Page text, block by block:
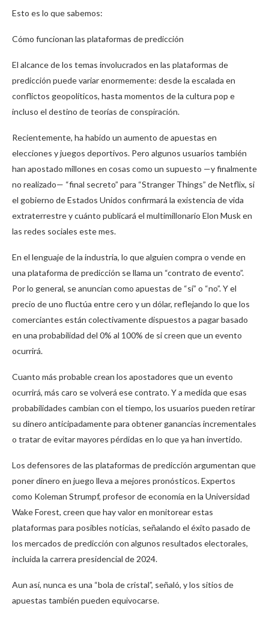
Esto es lo que sabemos:
Cómo funcionan las plataformas de predicción
El alcance de los temas involucrados en las plataformas de
predicción puede variar enormemente: desde la escalada en
conflictos geopolíticos, hasta momentos de la cultura pop e
incluso el destino de teorías de conspiración.
Recientemente, ha habido un aumento de apuestas en
elecciones y juegos deportivos. Pero algunos usuarios también
han apostado millones en cosas como un supuesto —y finalmente
no realizado— “final secreto” para “Stranger Things” de Netflix, si
el gobierno de Estados Unidos confirmará la existencia de vida
extraterrestre y cuánto publicará el multimillonario Elon Musk en
las redes sociales este mes.
En el lenguaje de la industria, lo que alguien compra o vende en
una plataforma de predicción se llama un “contrato de evento”.
Por lo general, se anuncian como apuestas de “sí” o “no”. Y el
precio de uno fluctúa entre cero y un dólar, reflejando lo que los
comerciantes están colectivamente dispuestos a pagar basado
en una probabilidad del 0% al 100% de si creen que un evento
ocurrirá.
Cuanto más probable crean los apostadores que un evento
ocurrirá, más caro se volverá ese contrato. Y a medida que esas
probabilidades cambian con el tiempo, los usuarios pueden retirar
su dinero anticipadamente para obtener ganancias incrementales
o tratar de evitar mayores pérdidas en lo que ya han invertido.
Los defensores de las plataformas de predicción argumentan que
poner dinero en juego lleva a mejores pronósticos. Expertos
como Koleman Strumpf, profesor de economía en la Universidad
Wake Forest, creen que hay valor en monitorear estas
plataformas para posibles noticias, señalando el éxito pasado de
los mercados de predicción con algunos resultados electorales,
incluida la carrera presidencial de 2024.
Aun así, nunca es una “bola de cristal”, señaló, y los sitios de
apuestas también pueden equivocarse.